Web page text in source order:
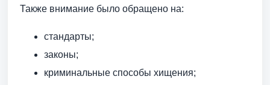
Также внимание было обращено на:
стандарты;
законы;
криминальные способы хищения;